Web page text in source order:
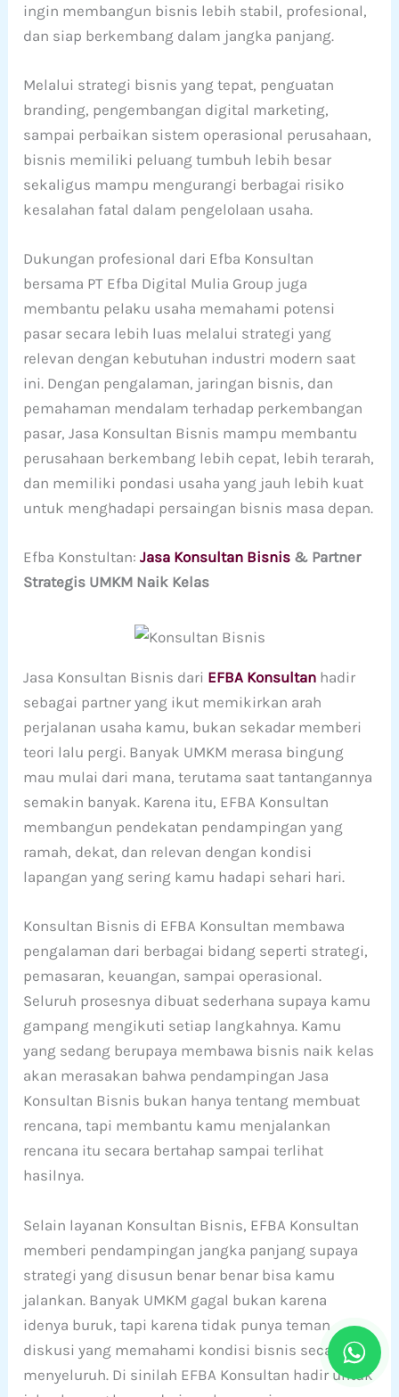
ingin membangun bisnis lebih stabil, profesional,
dan siap berkembang dalam jangka panjang.
Melalui strategi bisnis yang tepat, penguatan
branding, pengembangan digital marketing,
sampai perbaikan sistem operasional perusahaan,
bisnis memiliki peluang tumbuh lebih besar
sekaligus mampu mengurangi berbagai risiko
kesalahan fatal dalam pengelolaan usaha.
Dukungan profesional dari Efba Konsultan
bersama PT Efba Digital Mulia Group juga
membantu pelaku usaha memahami potensi
pasar secara lebih luas melalui strategi yang
relevan dengan kebutuhan industri modern saat
ini. Dengan pengalaman, jaringan bisnis, dan
pemahaman mendalam terhadap perkembangan
pasar, Jasa Konsultan Bisnis mampu membantu
perusahaan berkembang lebih cepat, lebih terarah,
dan memiliki pondasi usaha yang jauh lebih kuat
untuk menghadapi persaingan bisnis masa depan.
Efba Konstultan:Jasa Konsultan Bisnis & Partner
Strategis UMKM Naik Kelas
Jasa Konsultan Bisnis dari EFBA Konsultan hadir
sebagai partner yang ikut memikirkan arah
perjalanan usaha kamu, bukan sekadar memberi
teori lalu pergi. Banyak UMKM merasa bingung
mau mulai dari mana, terutama saat tantangannya
semakin banyak. Karena itu, EFBA Konsultan
membangun pendekatan pendampingan yang
ramah, dekat, dan relevan dengan kondisi
lapangan yang sering kamu hadapi sehari hari.
Konsultan Bisnis di EFBA Konsultan membawa
pengalaman dari berbagai bidang seperti strategi,
pemasaran, keuangan, sampai operasional.
Seluruh prosesnya dibuat sederhana supaya kamu
gampang mengikuti setiap langkahnya. Kamu
yang sedang berupaya membawa bisnis naik kelas
akan merasakan bahwa pendampingan Jasa
Konsultan Bisnis bukan hanya tentang membuat
rencana, tapi membantu kamu menjalankan
rencana itu secara bertahap sampai terlihat
hasilnya.
Selain layanan Konsultan Bisnis, EFBA Konsultan
memberi pendampingan jangka panjang supaya
strategi yang disusun benar benar bisa kamu
jalankan. Banyak UMKM gagal bukan karena
idenya buruk, tapi karena tidak punya teman
diskusi yang memahami kondisi bisnis secara
menyeluruh. Di sinilah EFBA Konsultan hadir untuk